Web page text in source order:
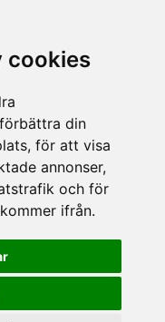
cookies
din
för att visa
annonser,
och för
ifrån.